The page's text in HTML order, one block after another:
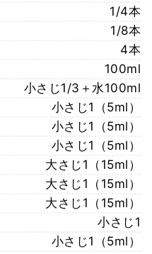
1/4本
1/8本
4本
100ml
小さじ1/3＋水100ml
小さじ1（5ml）
小さじ1（5ml）
小さじ1（5ml）
大さじ1（15ml）
大さじ1（15ml）
大さじ1（15ml）
小さじ1
小さじ1（5ml）